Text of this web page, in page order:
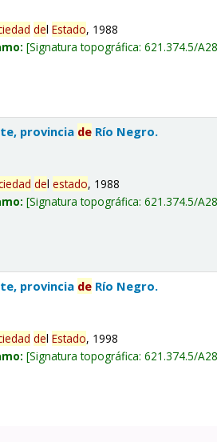
delEstado, 1988
Signatura topográfica:621.374.5/
provincia de Río Negro.
delestado, 1988
Signatura topográfica:621.374.5/
provincia de Río Negro.
delEstado, 1998
Signatura topográfica:621.374.5/